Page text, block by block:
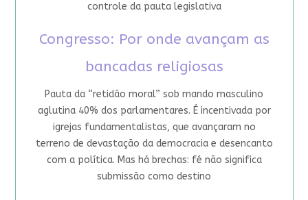
controle da pauta legislativa
Congresso: Por onde avançam as
bancadas religiosas
Pauta da “retidão moral” sob mando masculino
aglutina 40% dos parlamentares. É incentivada por
igrejas fundamentalistas, que avançaram no
terreno de devastação da democracia e desencanto
com a política. Mas há brechas: fé não significa
submissão como destino